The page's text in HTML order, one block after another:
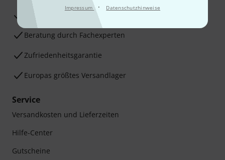
Impressum · Datenschutzhinweise
Beratung durch Fachexperten
Zufriedenheitsgarantie
Europas größtes Versandlager
Service
Versandkosten und Lieferzeiten
Hilfe-Center
Gutscheine